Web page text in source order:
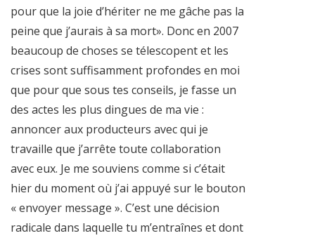
pour que la joie d’hériter ne me gâche pas la
peine que j’aurais à sa mort». Donc en 2007
beaucoup de choses se télescopent et les
crises sont suffisamment profondes en moi
que pour que sous tes conseils, je fasse un
des actes les plus dingues de ma vie :
annoncer aux producteurs avec qui je
travaille que j’arrête toute collaboration
avec eux. Je me souviens comme si c’était
hier du moment où j’ai appuyé sur le bouton
« envoyer message ». C’est une décision
radicale dans laquelle tu m’entraînes et dont